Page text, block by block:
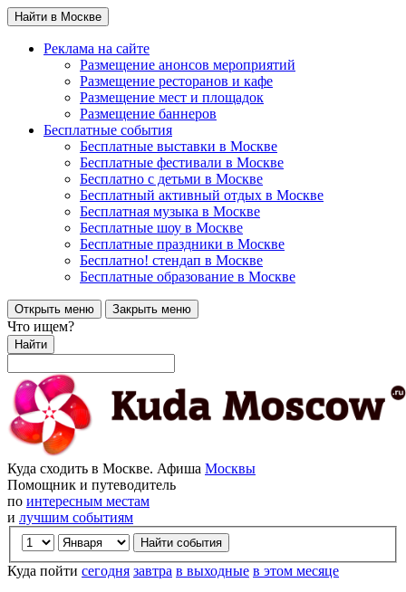
Найти в Москве
Реклама на сайте
Размещение анонсов мероприятий
Размещение ресторанов и кафе
Размещение мест и площадок
Размещение баннеров
Бесплатные события
Бесплатные выставки в Москве
Бесплатные фестивали в Москве
Бесплатно с детьми в Москве
Бесплатный активный отдых в Москве
Бесплатная музыка в Москве
Бесплатные шоу в Москве
Бесплатные праздники в Москве
Бесплатно! стендап в Москве
Бесплатные образование в Москве
Открыть меню Закрыть меню
Что ищем?
Найти
Куда сходить в Москве. Афиша Москвы
Помощник и путеводитель
по интересным местам
и лучшим событиям
Куда пойти сегодня завтра в выходные в этом месяце